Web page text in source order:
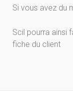
Si vous avez du
Scil pourra ainsi
fiche du client